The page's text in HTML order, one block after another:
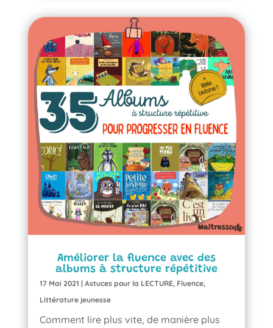
Améliorer la fluence avec des
albums à structure répétitive
17 Mai 2021 | Astuces pour la LECTURE, Fluence,
Littérature jeunesse
Comment lire plus vite, de manière plus